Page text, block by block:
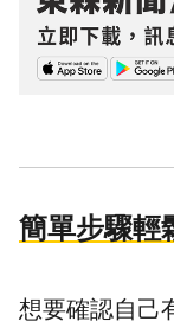
簡單步驟輕
想要確認自己